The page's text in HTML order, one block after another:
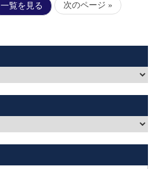
一覧を見る 次のページ »